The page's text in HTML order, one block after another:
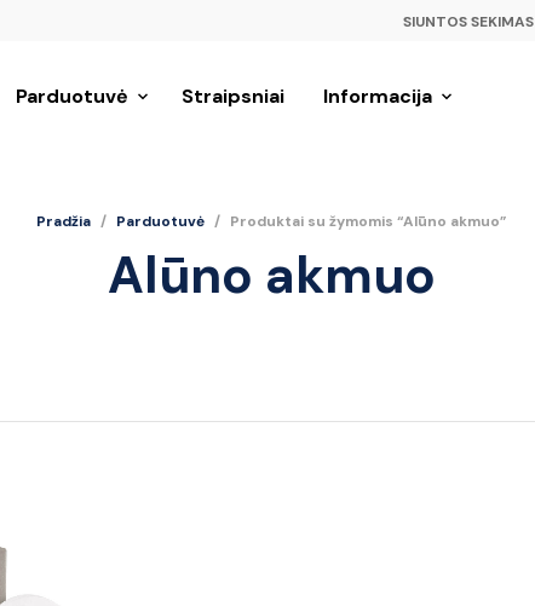
SIUNTOS SEKIMAS
Parduotuvė Straipsniai Informacija
Pradžia / Parduotuvė / Produktai su žymomis “Alūno akmuo”
Alūno akmuo